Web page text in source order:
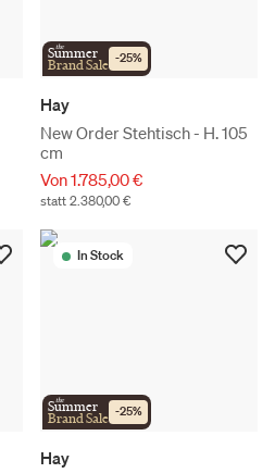
the
Summer
Brand Sale -25%
Hay
New Order Stehtisch - H. 105
cm
Von 1.785,00 €
statt 2.380,00 €
In Stock
the
Summer
Brand Sale -25%
Hay